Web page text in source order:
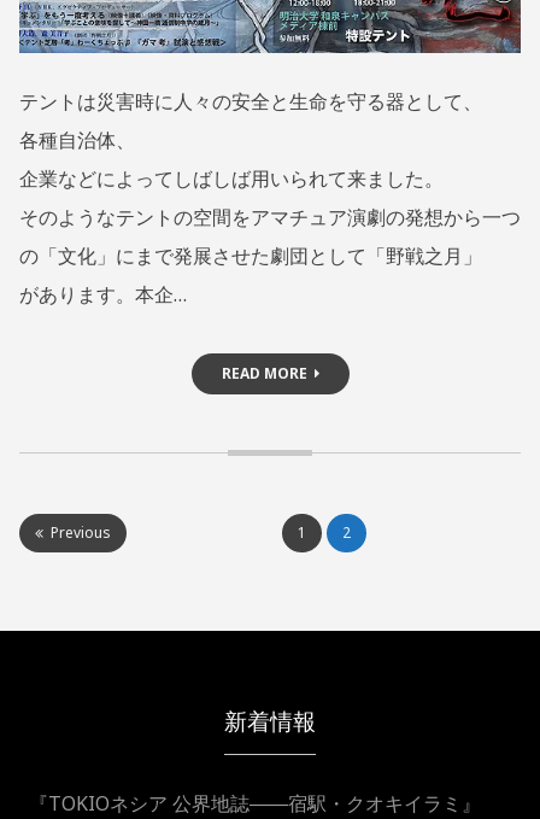
明
大
N
O
S
I
テントは災害時に人々の安全と生命を守る器として、
各種自治体、
企業などによってしばしば用いられて来ました。
そのようなテントの空間をアマチュア演劇の発想から一つ
の「文化」にまで発展させた劇団として「野戦之月」
があります。本企…
READ MORE
投 Previous 1 2
新着情報
『TOKIOネシア 公界地誌――宿駅・クオキイラミ』